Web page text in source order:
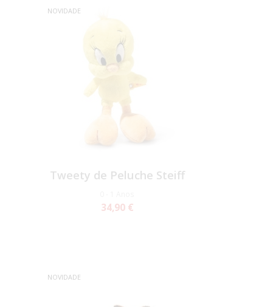
NOVIDADE
Tweety de Peluche Steiff
34,90 €
NOVIDADE